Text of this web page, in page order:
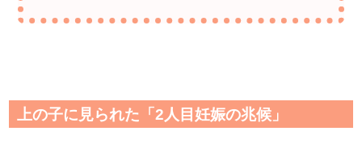
上の子に見られた「2人目妊娠の兆候」